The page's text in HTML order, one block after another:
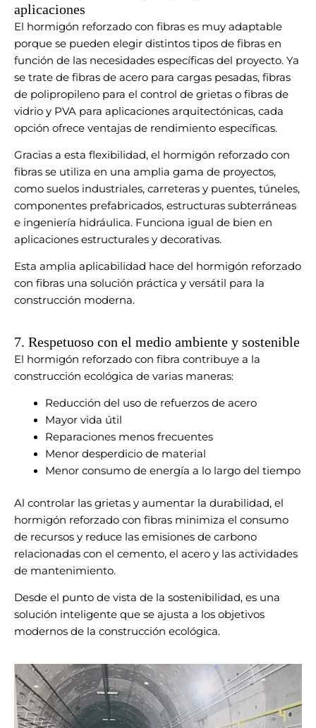
aplicaciones
El hormigón reforzado con fibras es muy adaptable
porque se pueden elegir distintos tipos de fibras en
función de las necesidades específicas del proyecto. Ya
se trate de fibras de acero para cargas pesadas, fibras
de polipropileno para el control de grietas o fibras de
vidrio y PVA para aplicaciones arquitectónicas, cada
opción ofrece ventajas de rendimiento específicas.
Gracias a esta flexibilidad, el hormigón reforzado con
fibras se utiliza en una amplia gama de proyectos,
como suelos industriales, carreteras y puentes, túneles,
componentes prefabricados, estructuras subterráneas
e ingeniería hidráulica. Funciona igual de bien en
aplicaciones estructurales y decorativas.
Esta amplia aplicabilidad hace del hormigón reforzado
con fibras una solución práctica y versátil para la
construcción moderna.
7. Respetuoso con el medio ambiente y sostenible
El hormigón reforzado con fibra contribuye a la
construcción ecológica de varias maneras:
Reducción del uso de refuerzos de acero
Mayor vida útil
Reparaciones menos frecuentes
Menor desperdicio de material
Menor consumo de energía a lo largo del tiempo
Al controlar las grietas y aumentar la durabilidad, el
hormigón reforzado con fibras minimiza el consumo
de recursos y reduce las emisiones de carbono
relacionadas con el cemento, el acero y las actividades
de mantenimiento.
Desde el punto de vista de la sostenibilidad, es una
solución inteligente que se ajusta a los objetivos
modernos de la construcción ecológica.